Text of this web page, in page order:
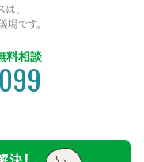
、
です。
料相談